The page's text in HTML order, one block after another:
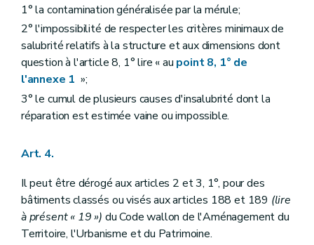
1° la contamination généralisée par la mérule;
2° l'impossibilité de respecter les critères minimaux de
salubrité relatifs à la structure et aux dimensions dont
question à l'article 8, 1° lire « au point 8, 1° de
l'annexe 1 »;
3° le cumul de plusieurs causes d'insalubrité dont la
réparation est estimée vaine ou impossible.
Art. 4.
Il peut être dérogé aux articles 2 et 3, 1°, pour des
bâtiments classés ou visés aux articles 188 et 189 (lire
à présent « 19 ») du Code wallon de l'Aménagement du
Territoire, l'Urbanisme et du Patrimoine.